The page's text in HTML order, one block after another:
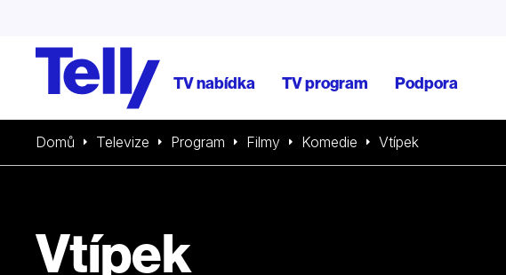
TV nabídka TV program Podpora
Domů Televize Program Filmy Komedie Vtípek
Vtípek